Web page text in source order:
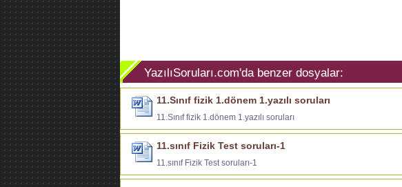
YazılıSoruları.com'da benzer dosyalar:
11.Sınıf fizik 1.dönem 1.yazılı soruları
11.Sınıf fizik 1.dönem 1.yazılı soruları
11.sınıf Fizik Test soruları-1
11.sınıf Fizik Test soruları-1